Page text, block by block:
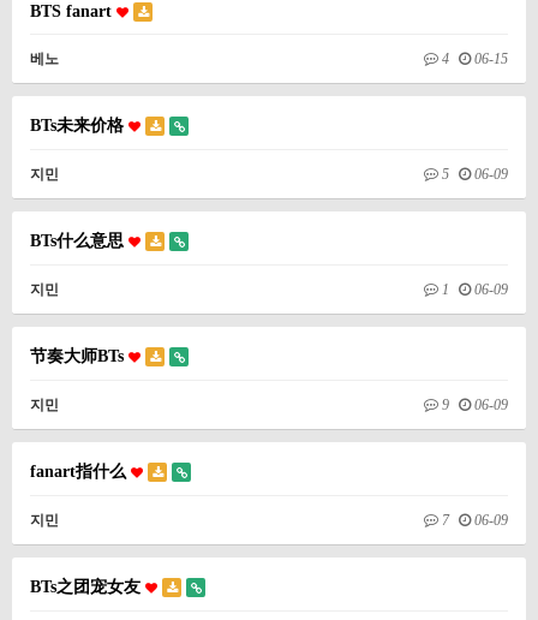
BTS fanart
베노 4 06-15
BTs未来价格
지민 5 06-09
BTs什么意思
지민 1 06-09
节奏大师BTs
지민 9 06-09
fanart指什么
지민 7 06-09
BTs之团宠女友